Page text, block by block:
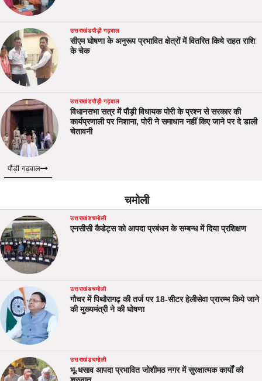
उत्तराखंडपौड़ी गढ़वाल
सीएम घोषणा के अनुरूप प्रभावित क्षेत्रों में वितरित किये राहत राशि
के चेक
उत्तराखंडपौड़ी गढ़वाल
विधानसभा सत्र में पौड़ी विधायक पोरी के प्रश्न से सरकार की
कार्यप्रणाली पर निशाना, पोरी ने समाधान नहीं किए जाने पर दे डाली
चेतावनी
पौड़ी गढ़वाल
चमोली
उत्तराखंडचमोली
एनसीसी कैडेट्स को आपदा प्रबंधन के सम्बन्ध में दिया प्रशिक्षण
उत्तराखंडचमोली
गौचर में पिथौरागढ़ की तर्ज पर 18-सीटर हेलीसेवा प्रारम्भ किये जाने
की मुख्यमंत्री ने की घोषणा
उत्तराखंडचमोली
भू-धसाव आपदा प्रभावित जोशीमठ नगर में सुरक्षात्मक कार्यों की